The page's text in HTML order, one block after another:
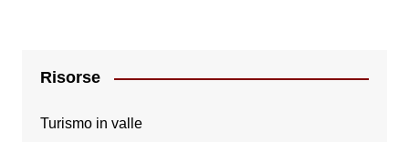
Risorse
Turismo in valle